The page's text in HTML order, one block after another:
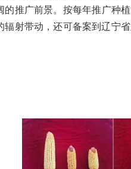
的推广前景。按每年推广种植
射带动，还可备案到辽宁